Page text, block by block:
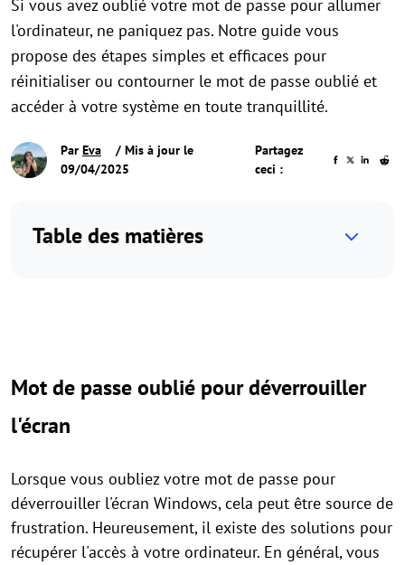
Si vous avez oublié votre mot de passe pour allumer
l'ordinateur, ne paniquez pas. Notre guide vous
propose des étapes simples et efficaces pour
réinitialiser ou contourner le mot de passe oublié et
accéder à votre système en toute tranquillité.
Par Eva
/ Mis à jour le
09/04/2025
Partagez
ceci :
Table des matières
Mot de passe oublié pour déverrouiller
l'écran
Lorsque vous oubliez votre mot de passe pour
déverrouiller l'écran Windows, cela peut être source de
frustration. Heureusement, il existe des solutions pour
récupérer l'accès à votre ordinateur. En général, vous